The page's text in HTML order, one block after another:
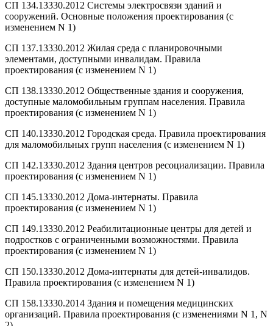
СП 134.13330.2012 Системы электросвязи зданий и
сооружений. Основные положения проектирования (с
изменением N 1)
СП 137.13330.2012 Жилая среда с планировочными
элементами, доступными инвалидам. Правила
проектирования (с изменением N 1)
СП 138.13330.2012 Общественные здания и сооружения,
доступные маломобильным группам населения. Правила
проектирования (с изменением N 1)
СП 140.13330.2012 Городская среда. Правила проектирования
для маломобильных групп населения (с изменением N 1)
СП 142.13330.2012 Здания центров ресоциализации. Правила
проектирования (с изменением N 1)
СП 145.13330.2012 Дома-интернаты. Правила
проектирования (с изменением N 1)
СП 149.13330.2012 Реабилитационные центры для детей и
подростков с ограниченными возможностями. Правила
проектирования (с изменением N 1)
СП 150.13330.2012 Дома-интернаты для детей-инвалидов.
Правила проектирования (с изменением N 1)
СП 158.13330.2014 Здания и помещения медицинских
организаций. Правила проектирования (с изменениями N 1, N